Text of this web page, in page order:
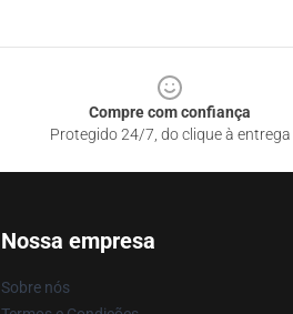
Compre com confiança
Protegido 24/7, do clique à entrega
Nossa empresa
Sobre nós